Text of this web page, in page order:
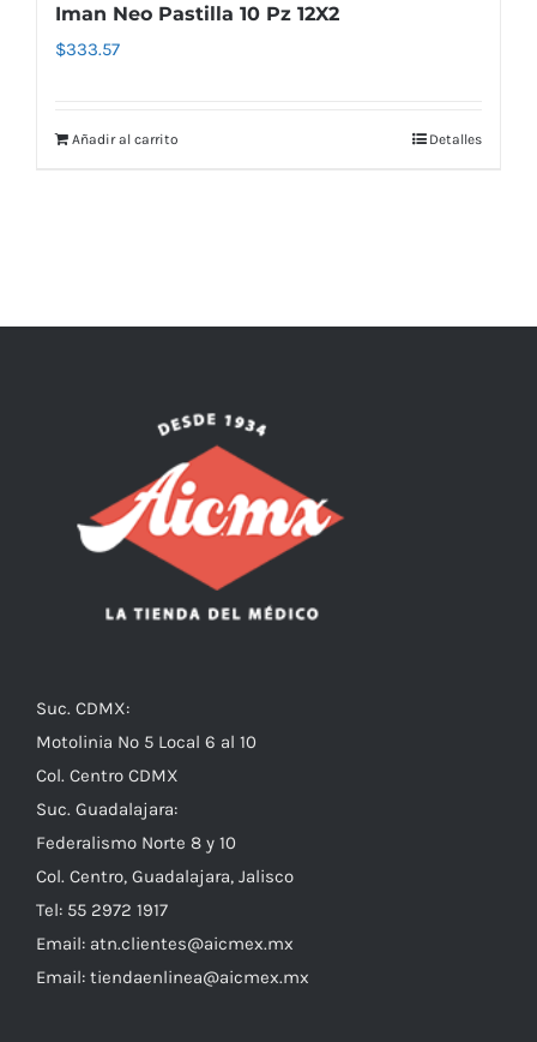
Iman Neo Pastilla 10 Pz 12X2
$333.57
Añadir al carrito Detalles
Suc. CDMX:
Motolinia No 5 Local 6 al 10
Col. Centro CDMX
Suc. Guadalajara:
Federalismo Norte 8 y 10
Col. Centro, Guadalajara, Jalisco
Tel: 55 2972 1917
Email: atn.clientes@aicmex.mx
Email: tiendaenlinea@aicmex.mx